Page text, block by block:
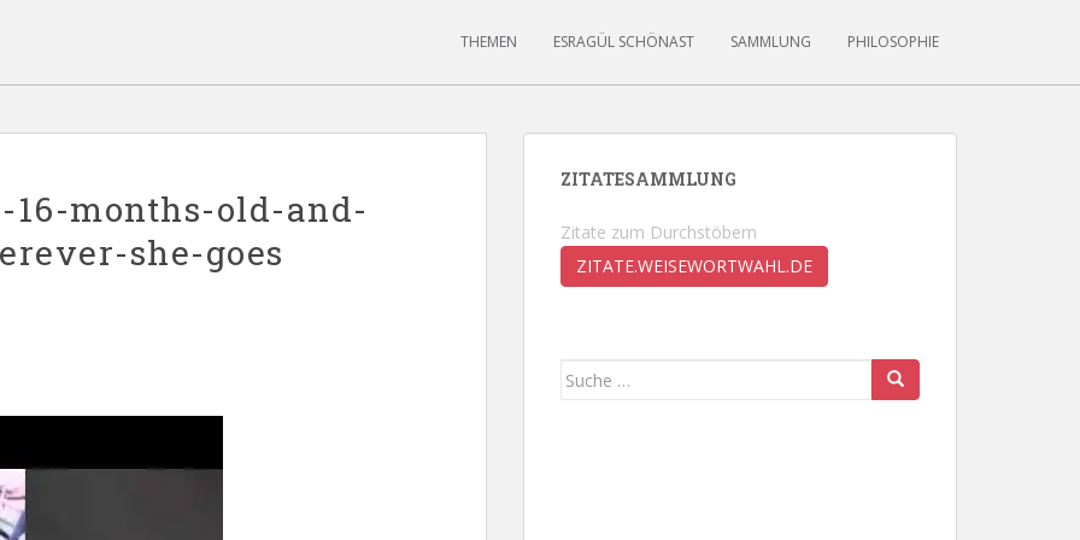
THEMEN ESRAGÜL SCHÖNAST SAMMLUNG PHILOSOPHIE
months-old-and-
she-goes
ZITATESAMMLUNG
Zitate zum Durchstöbern
ZITATE.WEISEWORTWAHL.DE
Suche